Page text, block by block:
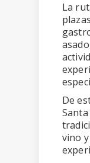
La
De
vino